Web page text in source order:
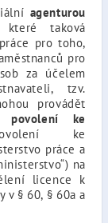
agenturou
které taková
pro toho,
pro
za účelem
tzv.
provádět
povolení ke
ke
práce a
na
licence k
v § 60, § 60a a